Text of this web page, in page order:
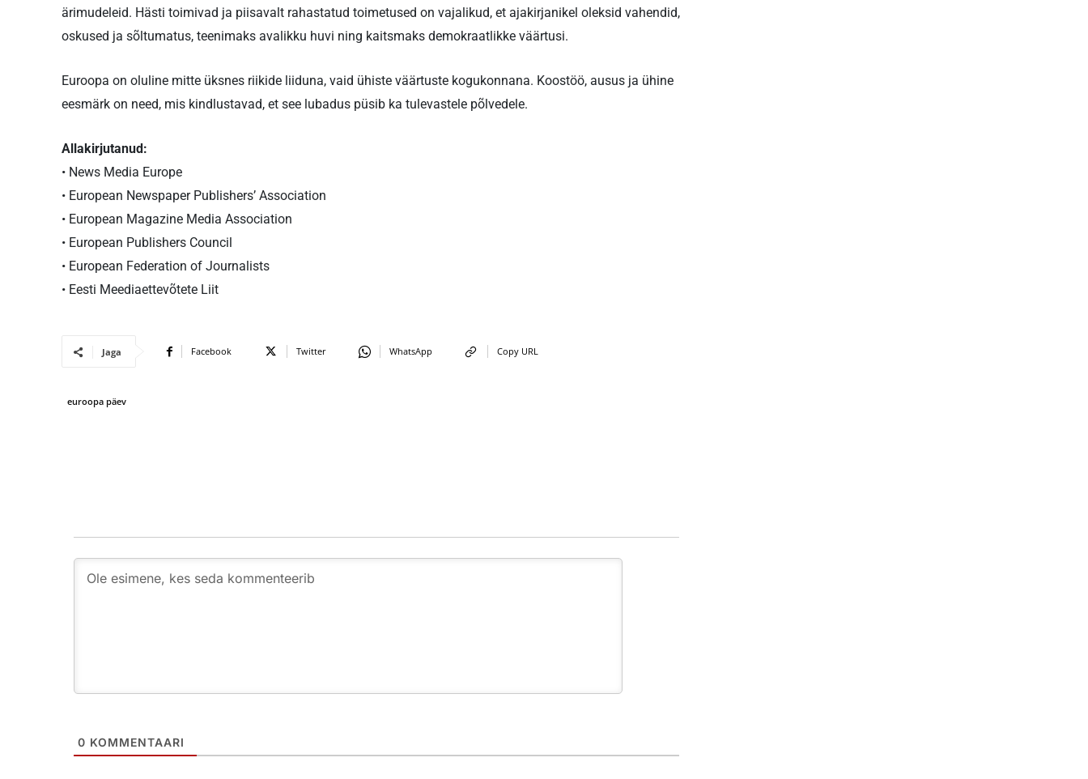
ärimudeleid. Hästi toimivad ja piisavalt rahastatud toimetused on vajalikud, et ajakirjanikel oleksid vahendid,
oskused ja sõltumatus, teenimaks avalikku huvi ning kaitsmaks demokraatlikke väärtusi.
Euroopa on oluline mitte üksnes riikide liiduna, vaid ühiste väärtuste kogukonnana. Koostöö, ausus ja ühine
eesmärk on need, mis kindlustavad, et see lubadus püsib ka tulevastele põlvedele.
Allakirjutanud:
• News Media Europe
• European Newspaper Publishers’ Association
• European Magazine Media Association
• European Publishers Council
• European Federation of Journalists
• Eesti Meediaettevõtete Liit
Jaga Facebook Twitter WhatsApp Copy URL
euroopa päev
0 KOMMENTAARI